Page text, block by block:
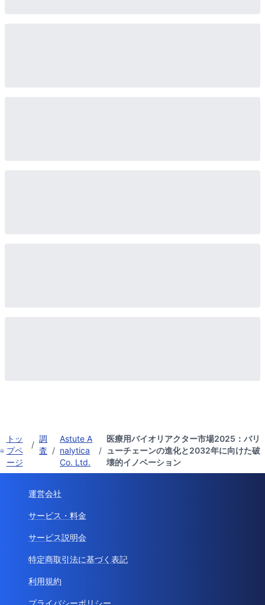
トッ
プペ
ージ
/
調
査 /
Astute A
nalytica
Co. Ltd.
/
医療用バイオリアクター市場2025：バリ
ューチェーンの進化と2032年に向けた破
壊的イノベーション
運営会社
サービス・料金
サービス説明会
特定商取引法に基づく表記
利用規約
プライバシーポリシー